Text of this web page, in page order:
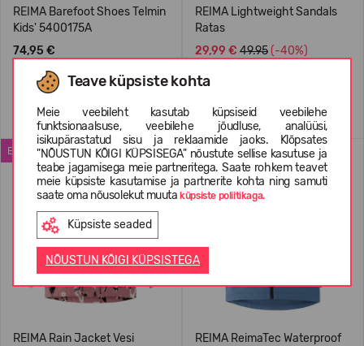
Teave küpsiste kohta
Meie veebileht kasutab küpsiseid veebilehe
funktsionaalsuse, veebilehe jõudluse, analüüsi,
isikupärastatud sisu ja reklaamide jaoks. Klõpsates
"NÕUSTUN KÕIGI KÜPSISEGA" nõustute sellise kasutuse ja
teabe jagamisega meie partneritega. Saate rohkem teavet
meie küpsiste kasutamise ja partnerite kohta ning samuti
saate oma nõusolekut muutaküpsiste poliitikaga.
Küpsiste seaded
NÕUSTUN KÕIGI KÜPSISTEGA
REIMA Barefoot Shoes Telmin
Kids' 5400175A
74,95 €
REIMA Lightweight Sandals
Ratas
29,99 € 49.95 (-40%)
ENIMMÜÜDUD
REIMA Rain Jacket Vesi
WATERPROOF
REIMA ReimaTec Waterproof